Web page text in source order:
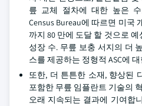
릎 교체 절차에 대한 높은
Census Bureau에 따르면 미국
까지 80 만에 도달 할 것으로
성장 수. 무릎 보충 서지의 더
스를 제공하는 정형적 ASC에
또한, 더 튼튼한 소재, 향상된
포함한 무릎 임플란트 기술의
오래 지속되는 결과에 기여합